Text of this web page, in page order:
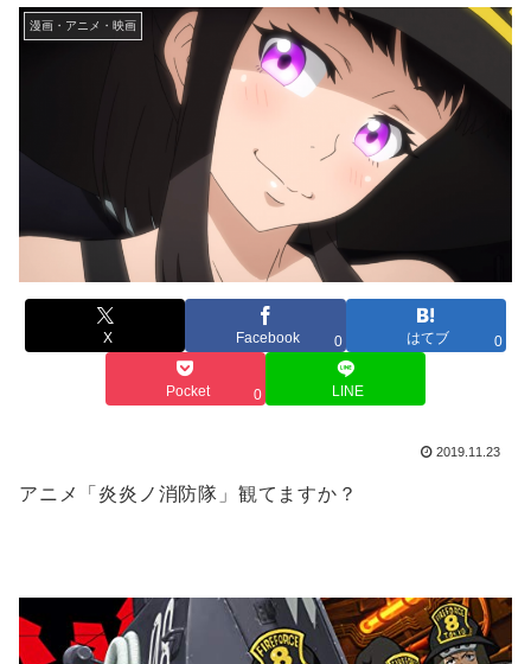
漫画・アニメ・映画
X Facebook 0 はてブ 0
Pocket 0 LINE
2019.11.23
アニメ「炎炎ノ消防隊」観てますか？